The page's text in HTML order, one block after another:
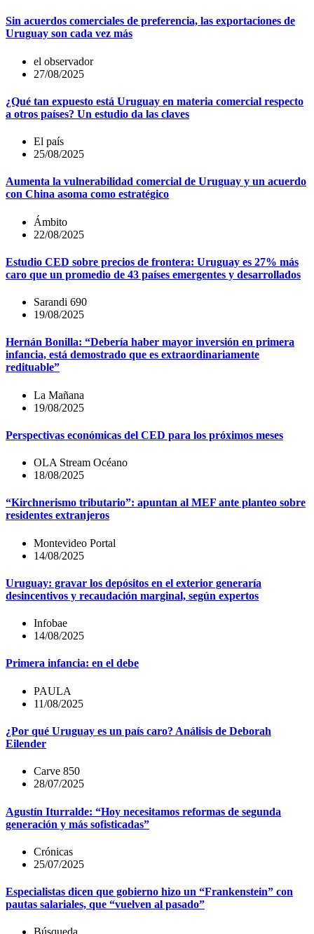
Sin acuerdos comerciales de preferencia, las exportaciones de
Uruguay son cada vez más
el observador
27/08/2025
¿Qué tan expuesto está Uruguay en materia comercial respecto
a otros países? Un estudio da las claves
El país
25/08/2025
Aumenta la vulnerabilidad comercial de Uruguay y un acuerdo
con China asoma como estratégico
Ámbito
22/08/2025
Estudio CED sobre precios de frontera: Uruguay es 27% más
caro que un promedio de 43 países emergentes y desarrollados
Sarandi 690
19/08/2025
Hernán Bonilla: “Debería haber mayor inversión en primera
infancia, está demostrado que es extraordinariamente
redituable”
La Mañana
19/08/2025
Perspectivas económicas del CED para los próximos meses
OLA Stream Océano
18/08/2025
“Kirchnerismo tributario”: apuntan al MEF ante planteo sobre
residentes extranjeros
Montevideo Portal
14/08/2025
Uruguay: gravar los depósitos en el exterior generaría
desincentivos y recaudación marginal, según expertos
Infobae
14/08/2025
Primera infancia: en el debe
PAULA
11/08/2025
¿Por qué Uruguay es un país caro? Análisis de Deborah
Eilender
Carve 850
28/07/2025
Agustín Iturralde: “Hoy necesitamos reformas de segunda
generación y más sofisticadas”
Crónicas
25/07/2025
Especialistas dicen que gobierno hizo un “Frankenstein” con
pautas salariales, que “vuelven al pasado”